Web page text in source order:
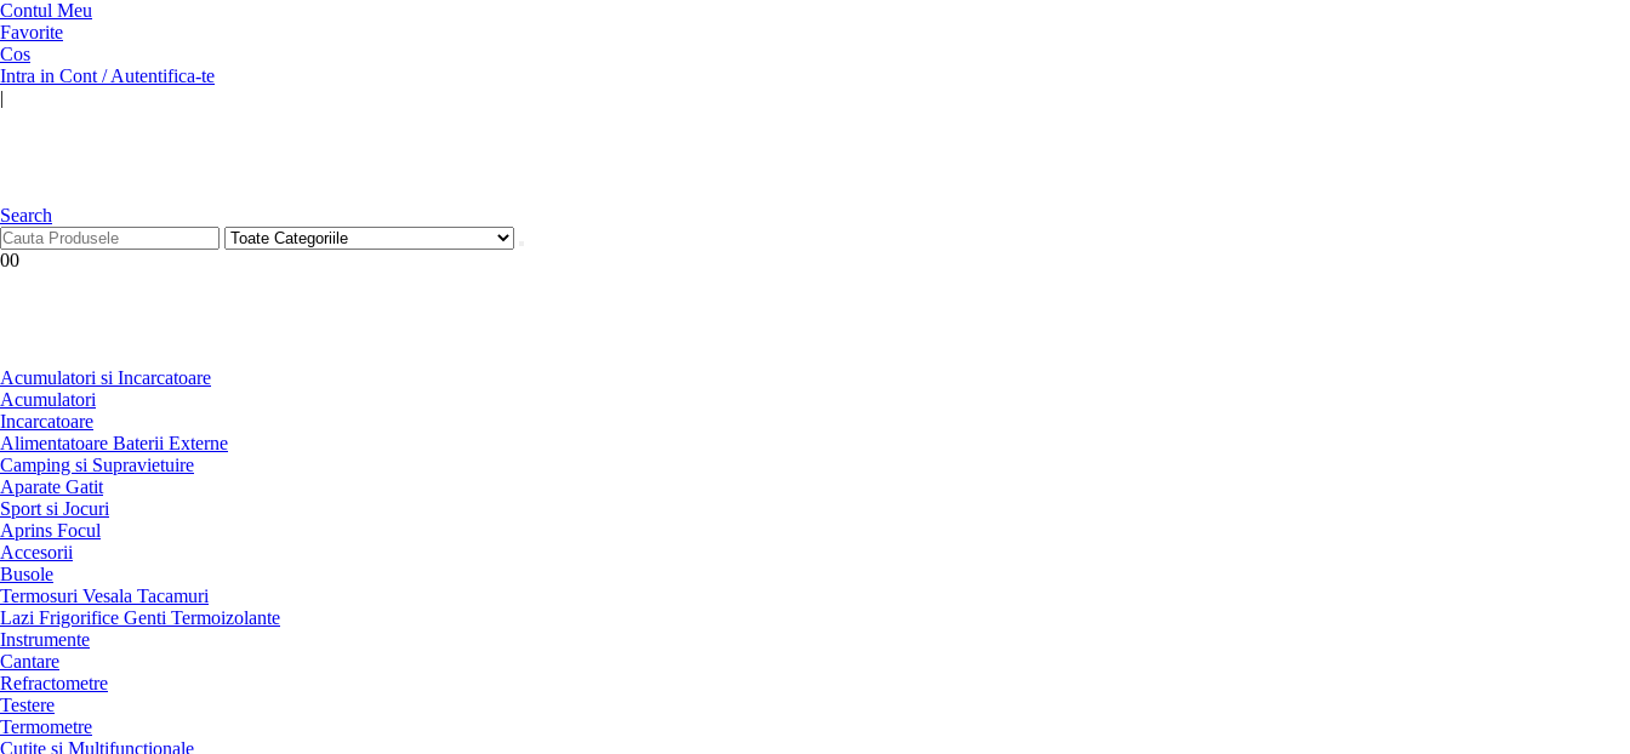
Contul Meu
Favorite
Cos
Intra in Cont / Autentifica-te
|
Search
00
Acumulatori si Incarcatoare
Acumulatori
Incarcatoare
Alimentatoare Baterii Externe
Camping si Supravietuire
Aparate Gatit
Sport si Jocuri
Aprins Focul
Accesorii
Busole
Termosuri Vesala Tacamuri
Lazi Frigorifice Genti Termoizolante
Instrumente
Cantare
Refractometre
Testere
Termometre
Cutite si Multifunctionale